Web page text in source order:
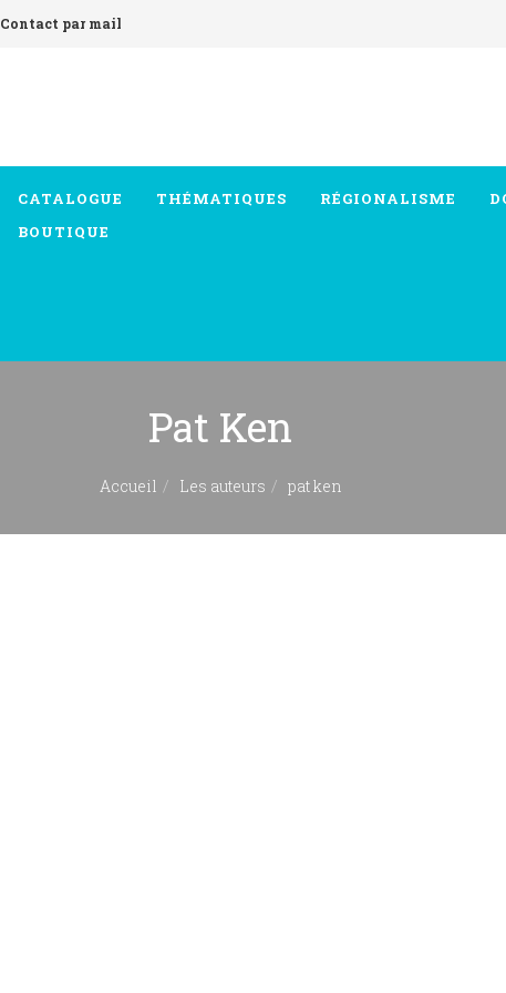
Contact par mail
CATALOGUE
BOUTIQUE
THÉMATIQUES RÉGIONALISME
Pat Ken
Accueil Les auteurs pat ken